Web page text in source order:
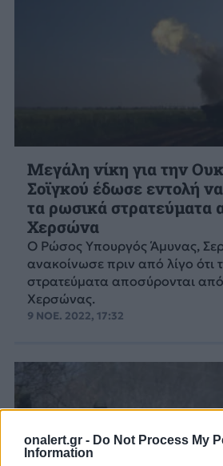
onalert.gr - Do Not Process My
Information
Μεγάλη νίκη για την
Σοϊγκού έδωσε εντολή
τα ρωσικά στρατεύματα
Χερσώνα
Ο Ρώσος Υπουργός Άμυνας,
ανακοίνωσε πριν από λίγο ότι
στρατεύματα αποσύρονται
Χερσώνας.
9 ΝΟΕ. 2022, 17:32